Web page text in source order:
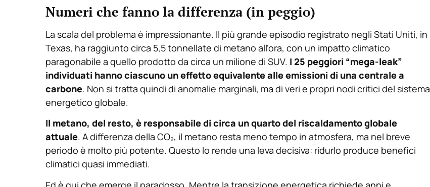
Numeri che fanno la differenza (in peggio)
La scala del problema è impressionante. Il più grande episodio registrato negli Stati Uniti, in
Texas, ha raggiunto circa 5,5 tonnellate di metano all’ora, con un impatto climatico
paragonabile a quello prodotto da circa un milione di SUV. I 25 peggiori “mega-leak”
individuati hanno ciascuno un effetto equivalente alle emissioni di una centrale a
carbone. Non si tratta quindi di anomalie marginali, ma di veri e propri nodi critici del sistema
energetico globale.
Il metano, del resto, è responsabile di circa un quarto del riscaldamento globale
attuale. A differenza della CO₂, il metano resta meno tempo in atmosfera, ma nel breve
periodo è molto più potente. Questo lo rende una leva decisiva: ridurlo produce benefici
climatici quasi immediati.